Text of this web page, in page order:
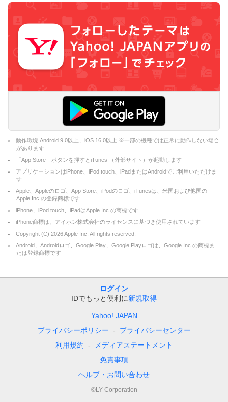
動作環境 Android 9.0以上、iOS 16.0以上 ※一部の機種では正常に動作しない場合
があります
「App Store」ボタンを押すとiTunes （外部サイト）が起動します
アプリケーションはiPhone、iPod touch、iPadまたはAndroidでご利用いただけま
す
Apple、Appleのロゴ、App Store、iPodのロゴ、iTunesは、米国および他国の
Apple Inc.の登録商標です
iPhone、iPod touch、iPadはApple Inc.の商標です
iPhone商標は、アイホン株式会社のライセンスに基づき使用されています
Copyright (C) 2026Apple Inc. All rights reserved.
Android、Androidロゴ、Google Play、Google Playロゴは、Google Inc.の商標ま
たは登録商標です
ログイン
IDでもっと便利に新規取得
Yahoo! JAPAN
プライバシーポリシー
プライバシーセンター
利用規約
メディアステートメント
免責事項
ヘルプ・お問い合わせ
©LY Corporation